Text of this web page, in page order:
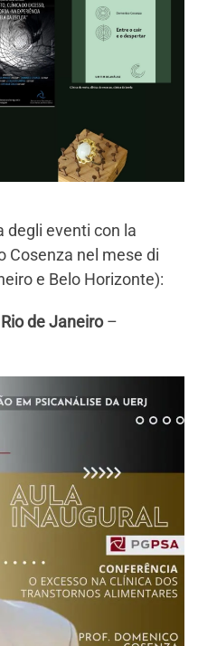
degli eventi con la
Cosenza nel mese di
e Belo Horizonte):
de Janeiro–